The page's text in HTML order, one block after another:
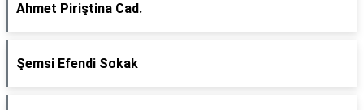
Ahmet Piriştina Cad.
Şemsi Efendi Sokak